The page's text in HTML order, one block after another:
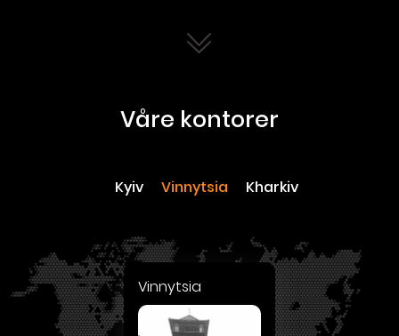
våre kontorer
Kyiv Vinnytsia Kharkiv
Vinnytsia